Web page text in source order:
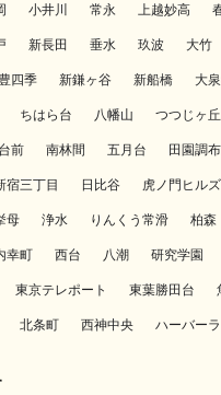
小井川 常永 上越妙高
新長田 垂水 玖波 大竹
豊四季 新鎌ヶ谷 新船橋 大
ちはら台 八幡山 つつじヶ丘
前 南林間 五月台 田園調布
宿三丁目 日比谷 虎ノ門ヒルズ
母 浄水 りんくう常滑 柏森
幸町 西台 八潮 研究学園
東京テレポート 東葉勝田台
北条町 西神中央 ハーバー